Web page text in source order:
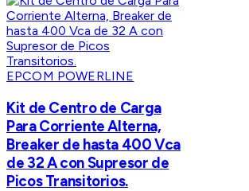
EPCOM POWERLINE
Kit de Centro de Carga
Para Corriente Alterna,
Breaker de hasta 400 Vca
de 32 A con Supresor de
Picos Transitorios.